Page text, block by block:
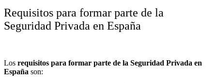
Requisitos para formar parte de la
Seguridad Privada en España
Los requisitos para formar parte de la Seguridad Privada en
España son: